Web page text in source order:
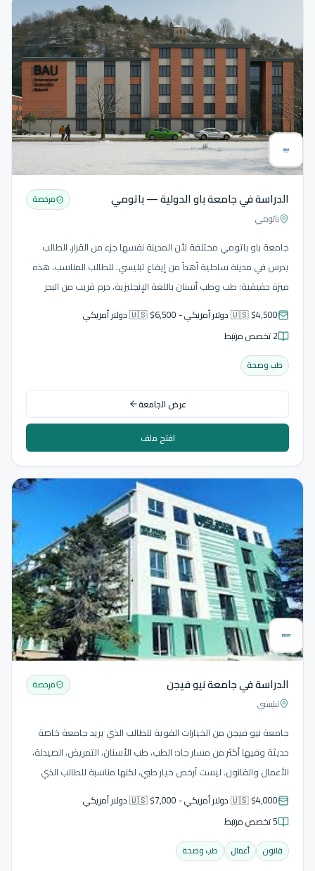
الدراسة في جامعة باو الدولية — باتومي
باتومي
مرخصة
جامعة باو باتومي مختلفة لأن المدينة نفسها جزء من القرار. الطالب
يدرس في مدينة ساحلية أهدأ من إيقاع تبليسي. للطالب المناسب، هذه
ميزة حقيقية: طب وطب أسنان باللغة الإنجليزية، حرم قريب من البحر
الأسود، وحياة يومية أهدأ.
🇺🇸 $4,500 دولار أمريكي - 🇺🇸 $6,500 دولار أمريكي
2 تخصص مرتبط
طب وصحة
عرض الجامعة
افتح ملف
الدراسة في جامعة نيو فيجن
تبليسي
مرخصة
جامعة نيو فيجن من الخيارات القوية للطالب الذي يريد جامعة خاصة
حديثة وفيها أكثر من مسار جاد: الطب، طب الأسنان، التمريض، الصيدلة،
الأعمال والقانون. ليست أرخص خيار طبي، لكنها مناسبة للطالب الذي
يريد بيئة جامعية أوسع وبرامج واضحة باللغة الإنجليزية.
🇺🇸 $4,000 دولار أمريكي - 🇺🇸 $7,000 دولار أمريكي
5 تخصص مرتبط
قانون أعمال طب وصحة